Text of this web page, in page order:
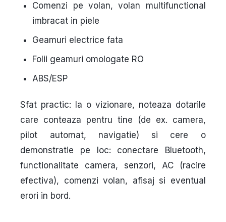
Comenzi pe volan, volan multifunctional
imbracat in piele
Geamuri electrice fata
Folii geamuri omologate RO
ABS/ESP
Sfat practic: la o vizionare, noteaza dotarile
care conteaza pentru tine (de ex. camera,
pilot automat, navigatie) si cere o
demonstratie pe loc: conectare Bluetooth,
functionalitate camera, senzori, AC (racire
efectiva), comenzi volan, afisaj si eventual
erori in bord.